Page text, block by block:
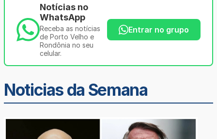
Notícias no
WhatsApp
Receba as notícias
de Porto Velho e
Rondônia no seu
celular.
Entrar no grupo
Noticias da Semana